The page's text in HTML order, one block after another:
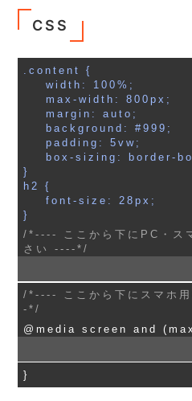
CSS
.content {
}
h2 {
}
/*---- ここから下にPC・ス
さい ----*/
/*---- ここから下にスマホ
-*/
@media screen and
}